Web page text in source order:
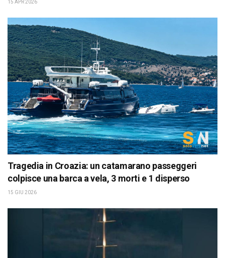
15 APR 2026
Tragedia in Croazia: un catamarano passeggeri
colpisce una barca a vela, 3 morti e 1 disperso
15 GIU 2026